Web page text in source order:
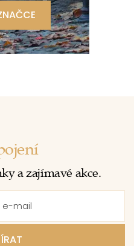
a zajímavé akce.